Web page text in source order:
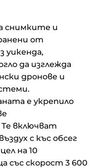
снимките и
от
уикенда,
да изглежда
дронове и
е укрепило
включват
с къс обсег
на 10
със скорост 3 600